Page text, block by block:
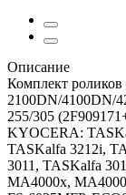
Описание
Комплект
2100DN/4100DN/
255/305
KYOCERA:
TASKalfa 3212i,
3011, TASKalfa
MA4000x,